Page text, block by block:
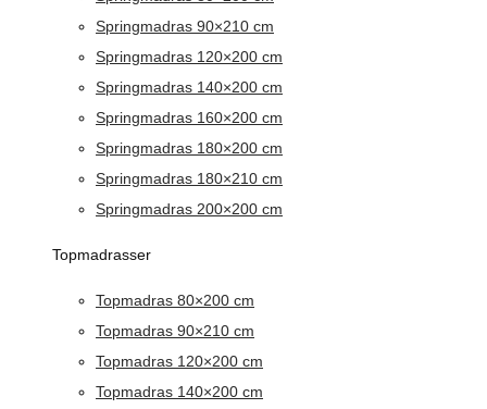
Springmadras 90×210 cm
Springmadras 120×200 cm
Springmadras 140×200 cm
Springmadras 160×200 cm
Springmadras 180×200 cm
Springmadras 180×210 cm
Springmadras 200×200 cm
Topmadrasser
Topmadras 80×200 cm
Topmadras 90×210 cm
Topmadras 120×200 cm
Topmadras 140×200 cm